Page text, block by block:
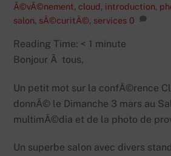
Ã©vÃ©nement, cloud, introduction,
salon, sÃ©curitÃ©, services 0
Reading Time: < 1 minute
Bonjour Ã tous,
Un petit mot sur la confÃ©rence
donnÃ© le Dimanche 3 mars au
multimÃ©dia et de la photo de
Un superbe salon avec divers